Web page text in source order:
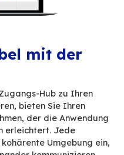
der das
wieder und
ständig
auf dem
das?
unverzichtbaren
und